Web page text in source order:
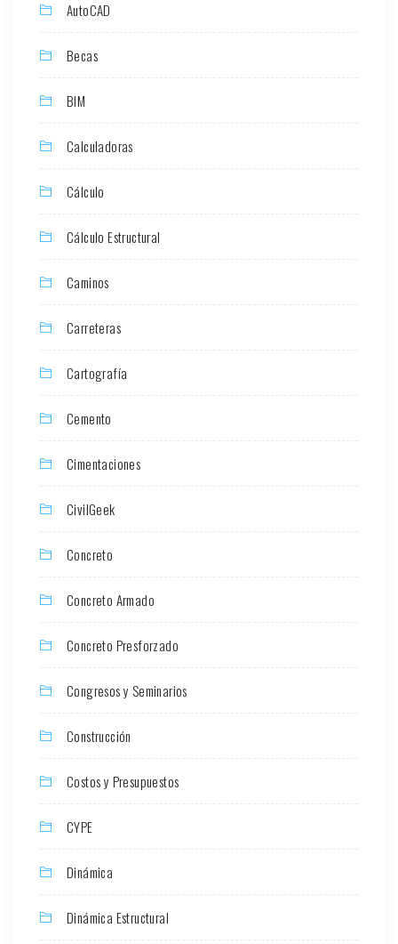
AutoCAD
Becas
BIM
Calculadoras
Cálculo
Cálculo Estructural
Caminos
Carreteras
Cartografía
Cemento
Cimentaciones
CivilGeek
Concreto
Concreto Armado
Concreto Presforzado
Congresos y Seminarios
Construcción
Costos y Presupuestos
CYPE
Dinámica
Dinámica Estructural